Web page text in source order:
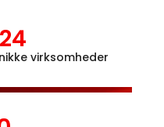
virksomheder